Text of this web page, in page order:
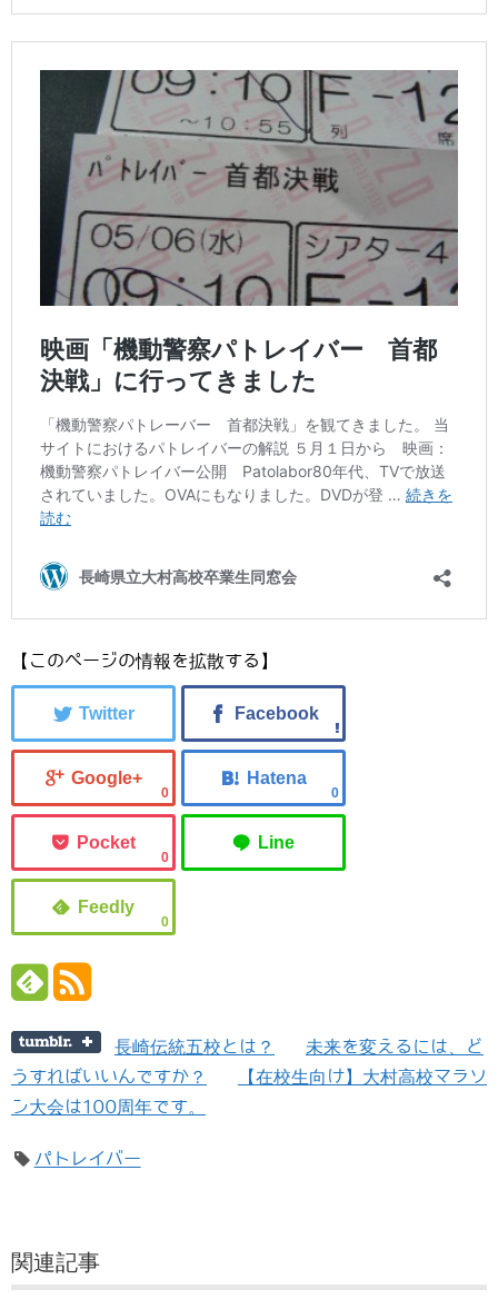
【このページの情報を拡散する】
0 0
0
0
長崎伝統五校とは？
未来を変えるには、ど
うすればいいんですか？
【在校生向け】大村高校マラソ
ン大会は100周年です。
パトレイバー
関連記事